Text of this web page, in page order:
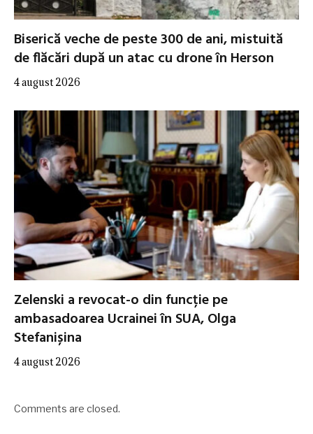
Biserică veche de peste 300 de ani, mistuită
de flăcări după un atac cu drone în Herson
4 august 2026
Zelenski a revocat-o din funcție pe
ambasadoarea Ucrainei în SUA, Olga
Stefanișina
4 august 2026
Comments are closed.